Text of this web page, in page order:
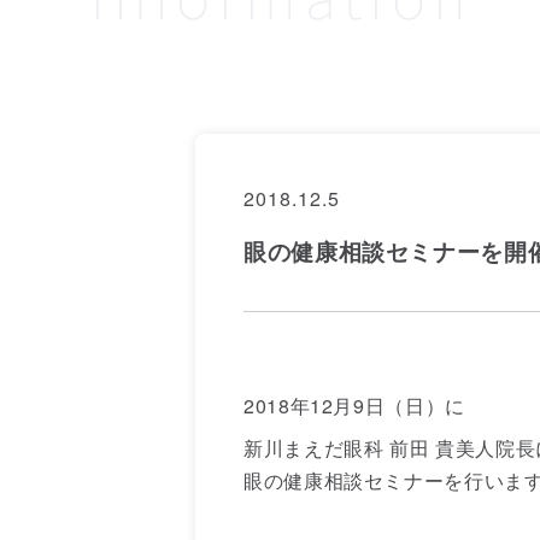
2018.12.5
眼の健康相談セミナーを開
2018年12月9日（日）に
新川まえだ眼科 前田 貴美人院長
眼の健康相談セミナーを行います